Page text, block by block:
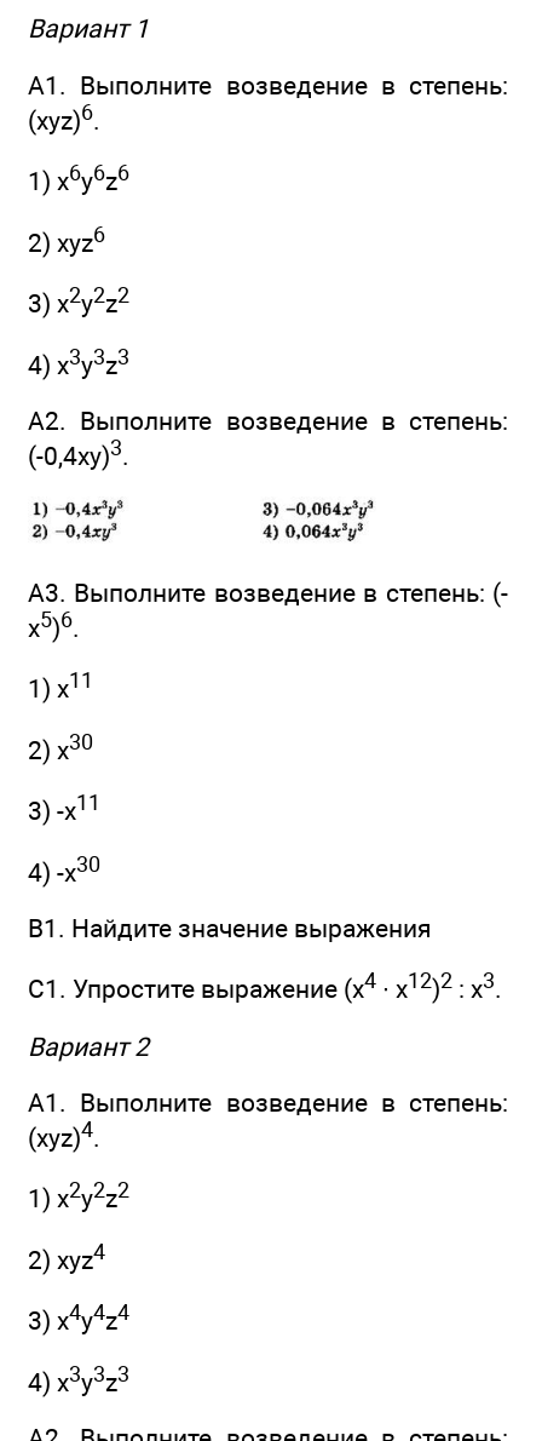
Вариант 1
А1. Выполните возведение в степень:
(xyz)6.
1) x6y6z6
2) xyz6
3) x2y2z2
4) x3y3z3
A2. Выполните возведение в степень:
(-0,4ху)3.
А3. Выполните возведение в степень: (-
х5)6.
1) х11
2) х30
3) -х11
4) -х30
В1. Найдите значение выражения
С1. Упростите выражение (х4 ∙ х12)2 : х3.
Вариант 2
А1. Выполните возведение в степень:
(xyz)4.
1) x2y2z2
2) xyz4
3) x4y4z4
4) x3y3z3